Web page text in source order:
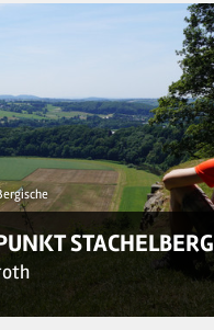
STACHELBERG